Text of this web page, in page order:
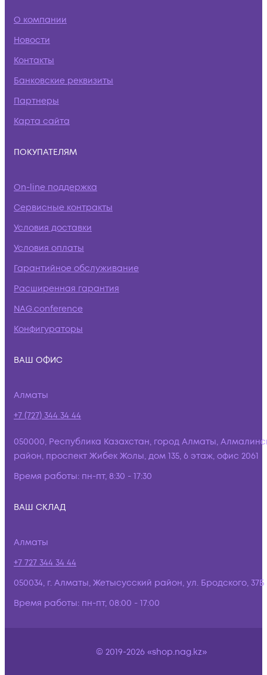
О компании
Новости
Контакты
Банковские реквизиты
Партнеры
Карта сайта
ПОКУПАТЕЛЯМ
On-line поддержка
Сервисные контракты
Условия доставки
Условия оплаты
Гарантийное обслуживание
Расширенная гарантия
NAG.conference
Конфигураторы
ВАШ ОФИС
Алматы
+7 (727) 344 34 44
050000, Республика Казахстан, город Алматы,
район, проспект Жибек Жолы, дом 135, 6 этаж, офис 2061
Время работы: пн-пт, 8:30 - 17:30
ВАШ СКЛАД
Алматы
+7 727 344 34 44
050034, г. Алматы, Жетысусский район, ул. Бродского, 37Б
Время работы: пн-пт, 08:00 - 17:00
© 2019-2026 «shop.nag.kz»